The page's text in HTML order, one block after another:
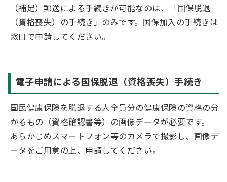
（補足）郵送による手続きが可能なのは、「国保脱退
（資格喪失）の手続き」のみです。国保加入の手続きは
窓口で申請してください。
電子申請による国保脱退（資格喪失）手続き
国民健康保険を脱退する人全員分の健康保険の資格の分
かるもの（資格確認書等）の画像データが必要です。
あらかじめスマートフォン等のカメラで撮影し、画像デ
ータをご用意の上、申請してください。